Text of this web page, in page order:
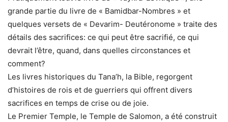
grande partie du livre de « Bamidbar-Nombres » et
quelques versets de « Devarim- Deutéronome » traite des
détails des sacrifices: ce qui peut être sacrifié, ce qui
devrait l’être, quand, dans quelles circonstances et
comment?
Les livres historiques du Tana’h, la Bible, regorgent
d’histoires de rois et de guerriers qui offrent divers
sacrifices en temps de crise ou de joie.
Le Premier Temple, le Temple de Salomon, a été construit